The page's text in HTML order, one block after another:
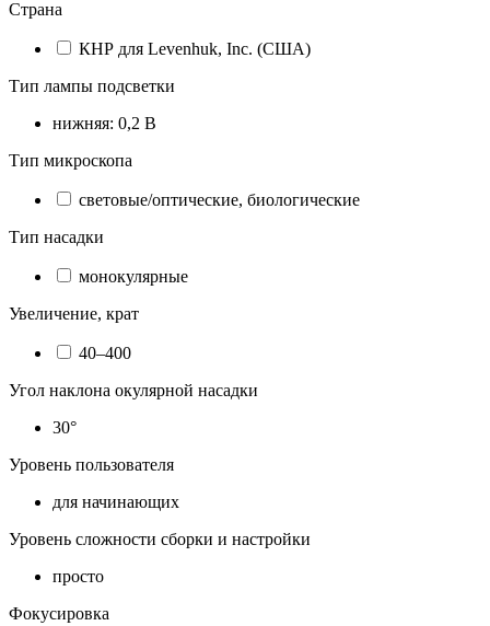
Страна
КНР для Levenhuk, Inc. (США)
Тип лампы подсветки
нижняя: 0,2 В
Тип микроскопа
световые/оптические, биологические
Тип насадки
монокулярные
Увеличение, крат
40–400
Угол наклона окулярной насадки
30°
Уровень пользователя
для начинающих
Уровень сложности сборки и настройки
просто
Фокусировка